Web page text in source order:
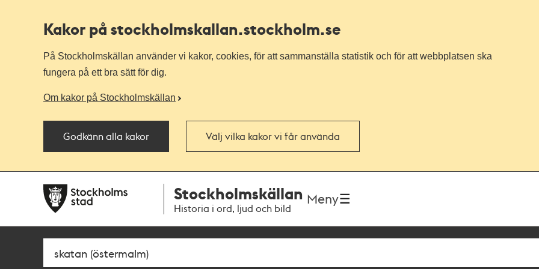
Kakor på stockholmskallan.stockholm.se
På Stockholmskällan använder vi kakor, cookies, för att sammanställa statistik och för att webbplatsen ska
fungera på ett bra sätt för dig.
Om kakor på Stockholmskällan
Godkänn alla kakor Välj vilka kakor vi får använda
navigationen
huvudinnehållet
Stockholmskällan
Historia i ord, ljud och bild
Meny
Sök